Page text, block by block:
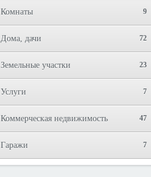
Комнаты 9
Дома, дачи 72
Земельные участки 23
Услуги 7
Коммерческая недвижимость 47
Гаражи 7